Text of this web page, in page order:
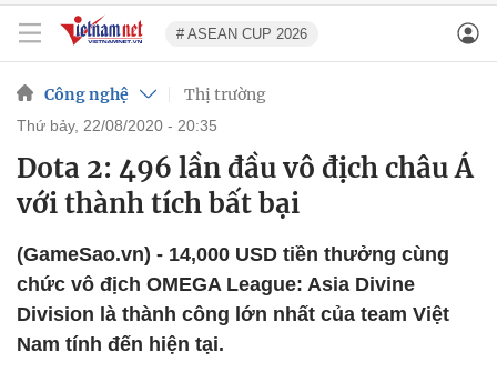
# ASEAN CUP 2026
Công nghệ Thị trường
thứ bảy, 22/08/2020 - 20:35
Dota 2: 496 lần đầu vô địch châu Á
với thành tích bất bại
(GameSao.vn) - 14,000 USD tiền thưởng cùng
chức vô địch OMEGA League: Asia Divine
Division là thành công lớn nhất của team Việt
Nam tính đến hiện tại.